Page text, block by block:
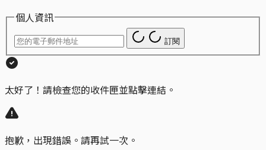
個人資訊
訂閱
太好了！請檢查您的收件匣並點擊連結。
抱歉，出現錯誤。請再試一次。